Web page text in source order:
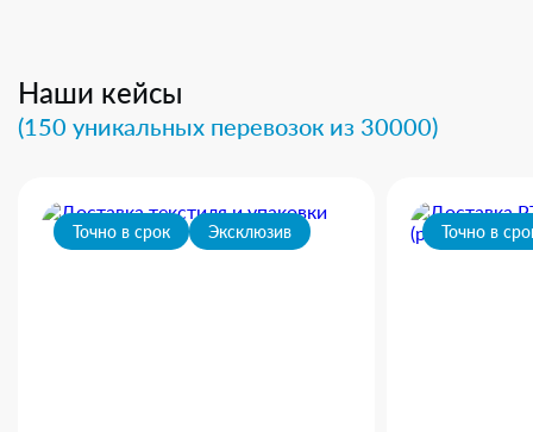
Наши кейсы
(150 уникальных перевозок из 30000)
Точно в срок Эксклюзив Точно в